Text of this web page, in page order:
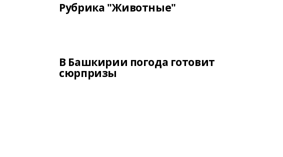
Рубрика "Животные"
В Башкирии погода готовит
сюрпризы